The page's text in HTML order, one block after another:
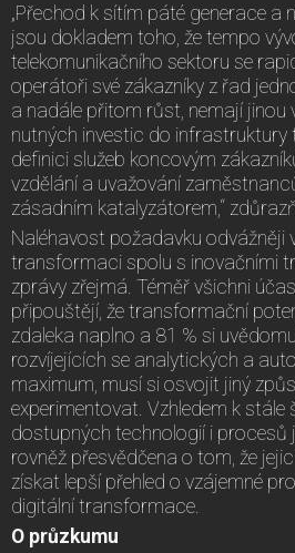
„Přechod k sítím páté generace a
jsou dokladem toho, že tempo
telekomunikačního sektoru se
operátoři své zákazníky z řad
a nadále přitom růst, nemají jinou
nutných investic do infrastruktury
definici služeb koncovým
vzdělání a uvažování
zásadním katalyzátorem,“
Naléhavost požadavku odvážněji
transformaci spolu s inovačními
zprávy zřejmá. Téměř všichni
připouštějí, že transformační
zdaleka naplno a 81 % si
rozvíjejících se analytických a
maximum, musí si osvojit jiný
experimentovat. Vzhledem k stále
dostupných technologií i procesů
rovněž přesvědčena o tom, že
získat lepší přehled o vzájemné
digitální transformace.
O průzkumu